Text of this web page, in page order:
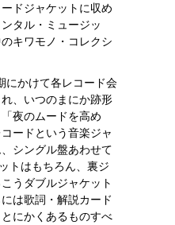
ドジャケットに収め
タル・ミュージッ
キワモノ・コレクシ
にかけて各レコード会
、いつのまにか跡形
夜のムードを高め
ードという音楽ジャ
シングル盤あわせて
トはもちろん、裏ジ
うダブルジャケット
は歌詞・解説カード
にかくあるものすべ